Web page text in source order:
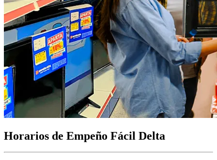
Horarios de Empeño Fácil Delta